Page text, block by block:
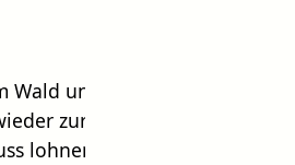
und kurzen
zurück nach
lohnenswert.